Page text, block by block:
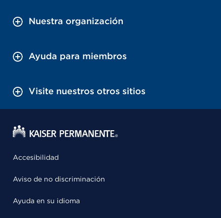
Nuestra organización
Ayuda para miembros
Visite nuestros otros sitios
Accesibilidad
Aviso de no discriminación
Ayuda en su idioma